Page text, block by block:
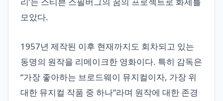
모았다.
1957년 제작된 이후 현재까지도 회차되고 있는
동명의 원작을 리메이크한 영화이다. 특히 감독은
“가장 좋아하는 브로드웨이 뮤지컬이자, 가장 위
대한 뮤지컬 작품 중 하나”라며 원작에 대한 존경